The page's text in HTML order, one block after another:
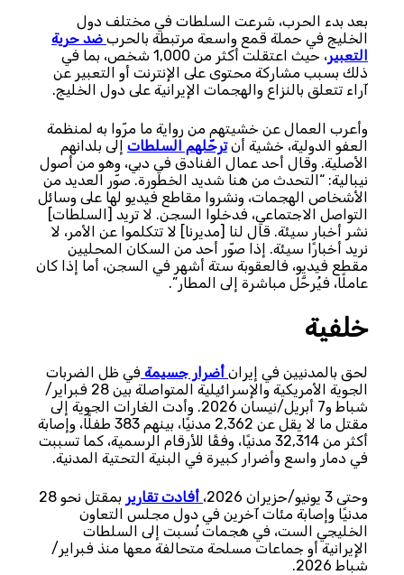
بعد بدء الحرب، شرعت السلطات في مختلف دول
الخليج في حملة قمع واسعة مرتبطة بالحرب ضد حرية
التعبير
، حيث اعتقلت أكثر من 1,000 شخص، بما في
ذلك بسبب مشاركة محتوى على الإنترنت أو التعبير عن
آراء تتعلق بالنزاع والهجمات الإيرانية على دول الخليج.
وأعرب العمال عن خشيتهم من رواية ما مرّوا به لمنظمة
العفو الدولية، خشية أنترحّلهم السلطات إلى بلدانهم
الأصلية. وقال أحد عمال الفنادق في دبي، وهو من أصول
نيبالية: “التحدث من هنا شديد الخطورة. صوّر العديد من
الأشخاص الهجمات، ونشروا مقاطع فيديو لها على وسائل
التواصل الاجتماعي، فدخلوا السجن. لا تريد [السلطات]
نشر أخبار سيئة. قال لنا [مديرنا] لا تتكلموا عن الأمر، لا
نريد أخبارًا سيئة. إذا صوّر أحد من السكان المحليين
مقطع فيديو، فالعقوبة ستة أشهر في السجن، أما إذا كان
عاملًا، فيُرحَّل مباشرة إلى المطار”.
خلفية
لحق بالمدنيين في إيران أضرار جسيمة في ظل الضربات
الجوية الأمريكية والإسرائيلية المتواصلة بين 28 فبراير/
شباط و7 أبريل/نيسان 2026. وأدت الغارات الجوية إلى
مقتل ما لا يقل عن 2,362 مدنيًا، بينهم 383 طفلًا، وإصابة
أكثر من 32,314 مدنيًا، وفقًا للأرقام الرسمية، كما تسببت
في دمار واسع وأضرار كبيرة في البنية التحتية المدنية.
وحتى 3 يونيو/حزيران 2026، أفادت تقارير
بمقتل نحو 28
مدنيًا وإصابة مئات آخرين في دول مجلس التعاون
الخليجي الست، في هجمات نُسبت إلى السلطات
الإيرانية أو جماعات مسلحة متحالفة معها منذ فبراير/
شباط 2026.